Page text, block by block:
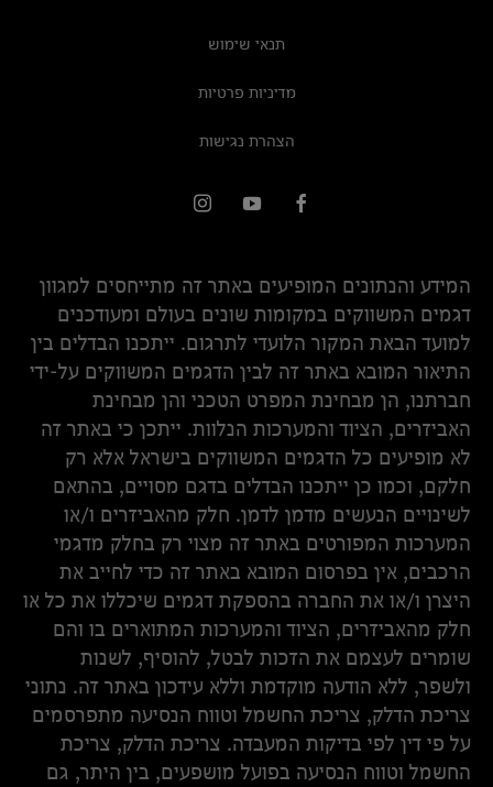
תנאי שימוש
מדיניות פרטיות
הצהרת נגישות
המידע והנתונים המופיעים באתר זה מתייחסים למגוון
דגמים המשווקים במקומות שונים בעולם ומעודכנים
למועד הבאת המקור הלועדי לתרגום. ייתכנו הבדלים בין
התיאור המובא באתר זה לבין הדגמים המשווקים על-ידי
חברתנו, הן מבחינת המפרט הטכני והן מבחינת
האביזרים, הציוד והמערכות הנלוות. ייתכן כי באתר זה
לא מופיעים כל הדגמים המשווקים בישראל אלא רק
חלקם, וכמו כן ייתכנו הבדלים בדגם מסויים, בהתאם
לשינויים הנעשים מדמן לדמן. חלק מהאביזרים ו/או
המערכות המפורטים באתר זה מצוי רק בחלק מדגמי
הרכבים, אין בפרסום המובא באתר זה כדי לחייב את
היצרן ו/או את החברה בהספקת דגמים שיכללו את כל או
חלק מהאביזרים, הציוד והמערכות המתוארים בו והם
שומרים לעצמם את הזכות לבטל, להוסיף, לשנות
ולשפר, ללא הודעה מוקדמת וללא עידכון באתר זה. נתוני
צריכת הדלק, צריכת החשמל וטווח הנסיעה מתפרסמים
על פי דין לפי בדיקות המעבדה. צריכת הדלק, צריכת
החשמל וטווח הנסיעה בפועל מושפעים, בין היתר, גם